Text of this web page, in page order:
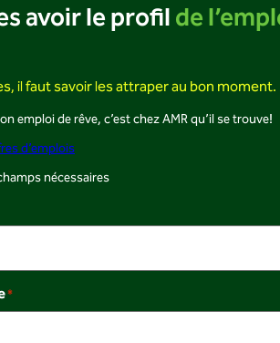
avoir le profilde
il faut savoir les attraper au bon moment.
emploi de rêve, c’est chez AMR qu’il se trouve!
d’emplois
nécessaires
*